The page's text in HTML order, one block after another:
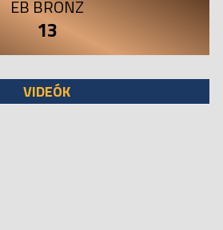
EB BRONZ
13
VIDEÓK